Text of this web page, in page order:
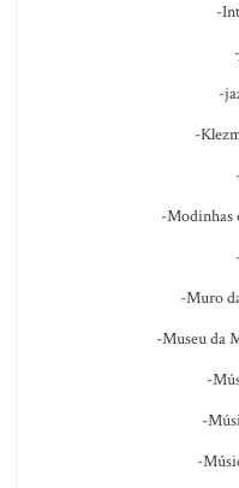
-
-
-
-Modinhas
-Muro
-Museu da
-
-
-